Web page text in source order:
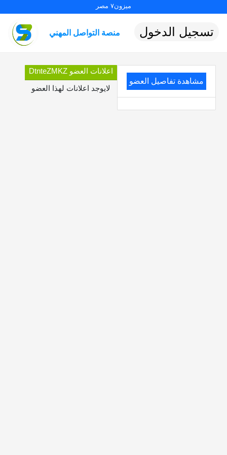
ميزون٧ مصر
منصة التواصل المهني تسجيل الدخول
مشاهدة تفاصيل العضو
اعلانات العضو DtnteZMKZ
لايوجد اعلانات لهذا العضو